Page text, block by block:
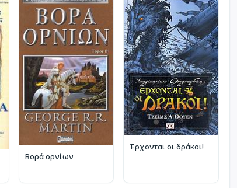
Βορά ορνίων
Έρχονται οι δράκοι!